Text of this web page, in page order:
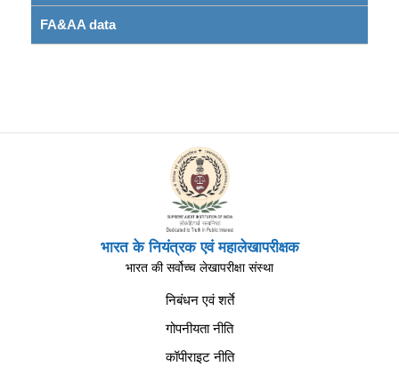
FA&AA data
भारत के नियंत्रक एवं महालेखापरीक्षक
भारत की सर्वोच्च लेखापरीक्षा संस्था
निबंधन एवं शर्ते
गोपनीयता नीति
कॉपीराइट नीति